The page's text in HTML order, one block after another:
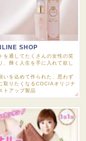
SHOP
を通してたくさんの女性の笑
、輝く人生を手に入れて欲し
いを込めて作られた、思わず
取りたくなるCOCIAオリジナ
トアップ製品